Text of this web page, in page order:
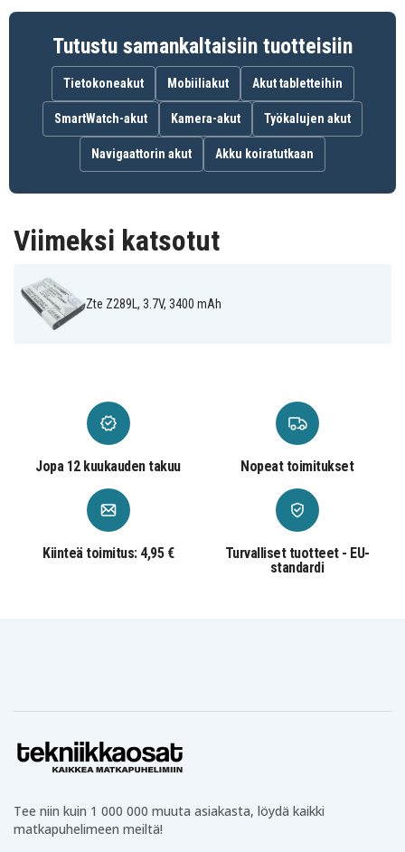
Tutustu samankaltaisiin tuotteisiin
Tietokoneakut Mobiiliakut Akut tabletteihin
SmartWatch-akut Kamera-akut Työkalujen akut
Navigaattorin akut Akku koiratutkaan
Viimeksi katsotut
Zte Z289L, 3.7V, 3400 mAh
Jopa 12 kuukauden takuu Nopeat toimitukset
Kiinteä toimitus: 4,95 €
Turvalliset tuotteet - EU-
standardi
Tee niin kuin 1 000 000 muuta asiakasta, löydä kaikki
matkapuhelimeen meiltä!